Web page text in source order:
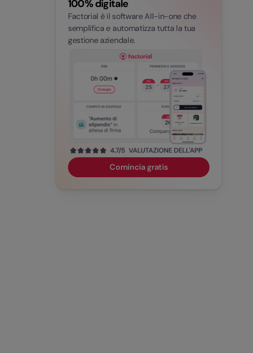
Agevolazioni PMI per il Sud
PMI innovative: le agevolazioni dedicate per il
Domande frequenti
100% digitale
Factorial è il software All-in-one che
semplifica e automatizza tutta la tua
gestione aziendale.
Comincia gratis